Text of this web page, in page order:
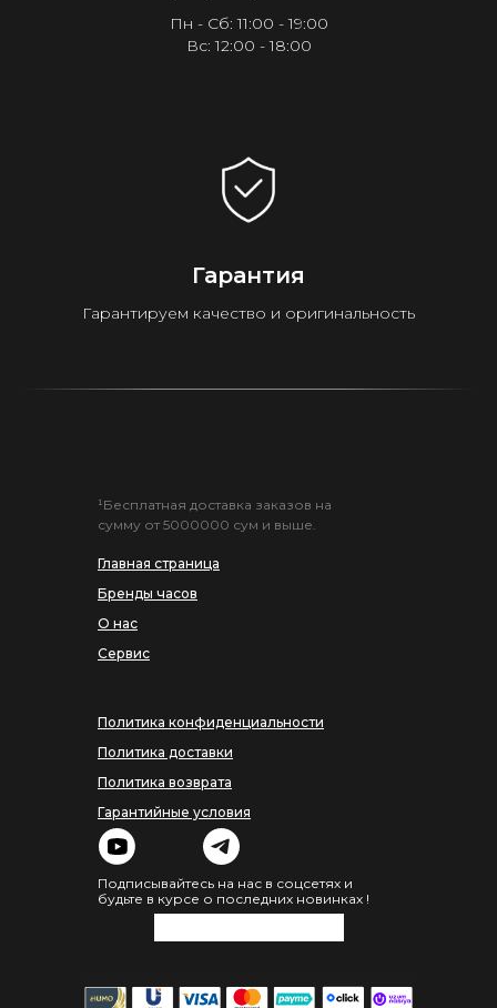
Пн - Сб: 11:00 - 19:00
Вс: 12:00 - 18:00
Гарантия
Гарантируем качество и оригинальность
Подписывайтесь на нас в соцсетях и
будьте в курсе о последних новинках !
Главная страница
Бренды часов
О нас
Сервис
¹Бесплатная доставка заказов на
сумму от 5000000 сум и выше.
Политика конфиденциальности
Политика доставки
Политика возврата
Гарантийные условия